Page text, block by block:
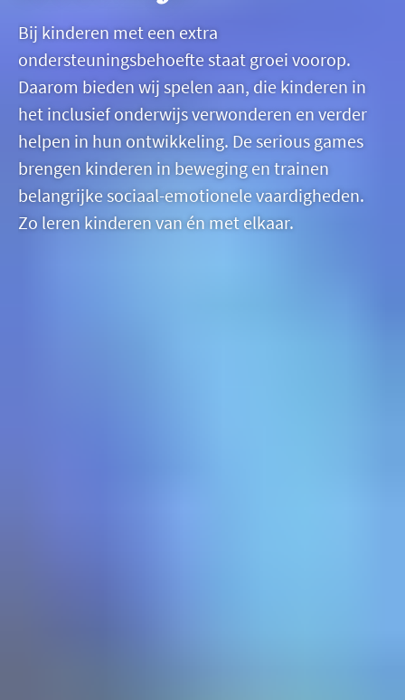
Bij kinderen met een extra
ondersteuningsbehoefte staat groei voorop.
Daarom bieden wij spelen aan, die kinderen in
het inclusief onderwijs verwonderen en verder
helpen in hun ontwikkeling. De serious games
brengen kinderen in beweging en trainen
belangrijke sociaal-emotionele vaardigheden.
Zo leren kinderen van én met elkaar.